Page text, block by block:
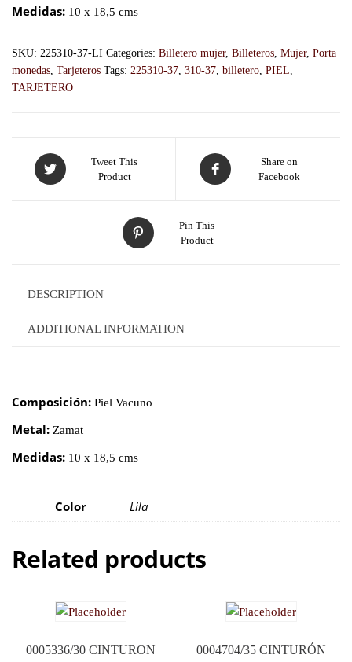
Medidas: 10 x 18,5 cms
SKU: 225310-37-LI Categories: Billetero mujer, Billeteros, Mujer, Porta
monedas, Tarjeteros Tags: 225310-37, 310-37, billetero, PIEL,
TARJETERO
Tweet This
Product
Share on
Facebook
Pin This
Product
DESCRIPTION
ADDITIONAL INFORMATION
Composición: Piel Vacuno
Metal: Zamat
Medidas: 10 x 18,5 cms
Color Lila
Related products
0005336/30 CINTURON
0004704/35 CINTURÓN